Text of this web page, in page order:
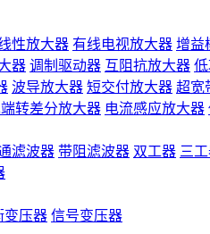
性放大器 有线电视放大器 增益
器 调制驱动器 互阻抗放大器
波导放大器 短交付放大器 超宽
转差分放大器 电流感应放大器
滤波器 带阻滤波器 双工器 三
变压器 信号变压器